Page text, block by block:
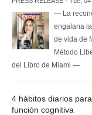
— La
engalana
de vida de
Método
del Libro de Miami —
4 hábitos diarios
función cognitiva